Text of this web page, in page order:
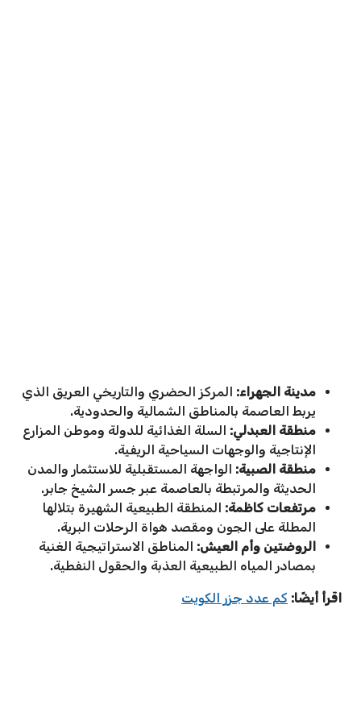
مدينة الجهراء: المركز الحضري والتاريخي العريق الذي
يربط العاصمة بالمناطق الشمالية والحدودية.
منطقة العبدلي: السلة الغذائية للدولة وموطن المزارع
الإنتاجية والوجهات السياحية الريفية.
منطقة الصبية: الواجهة المستقبلية للاستثمار والمدن
الحديثة والمرتبطة بالعاصمة عبر جسر الشيخ جابر.
مرتفعات كاظمة: المنطقة الطبيعية الشهيرة بتلالها
المطلة على الجون ومقصد هواة الرحلات البرية.
الروضتين وأم العيش: المناطق الاستراتيجية الغنية
بمصادر المياه الطبيعية العذبة والحقول النفطية.
اقرأ أيضًا: كم عدد جزر الكويت